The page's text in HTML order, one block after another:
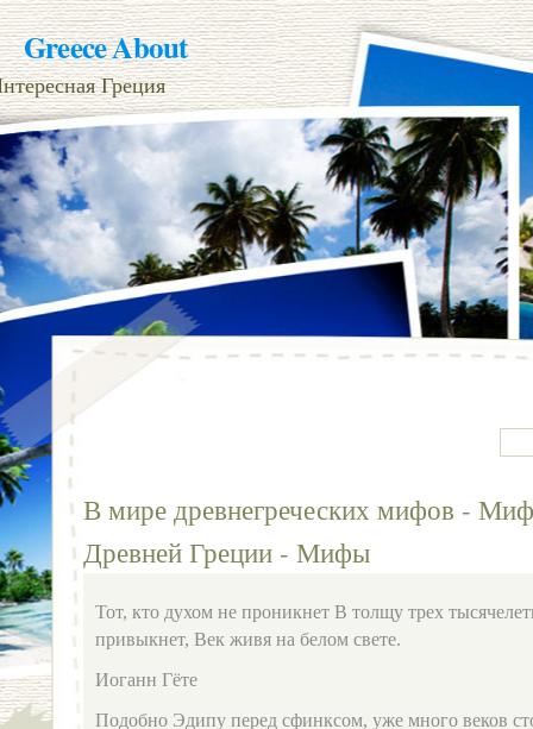
Greece About
Греция
В мире древнегреческих мифов -
Древней Греции - Мифы
Тот, кто духом не проникнет В толщу трех
привыкнет, Век живя на белом свете.
Иоганн Гёте
Подобно Эдипу перед сфинксом, уже много веков